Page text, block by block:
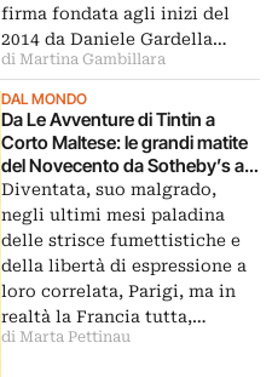
firma fondata agli inizi del
2014 da Daniele Gardella…
di Martina Gambillara
DAL MONDO
Da Le Avventure di Tintin a
Corto Maltese: le grandi matite
del Novecento da Sotheby’s a
Parigi per un’asta che omaggia
il fumetto
Diventata, suo malgrado,
negli ultimi mesi paladina
delle strisce fumettistiche e
della libertà di espressione a
loro correlata, Parigi, ma in
realtà la Francia tutta,…
di Marta Pettinau